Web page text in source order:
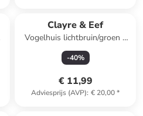
Clayre & Eef
Vogelhuis lichtbruin/groen -
(B)14 x (H)23 x (D)10 cm
-40%
€ 11,99
Adviesprijs (AVP): € 20,00*